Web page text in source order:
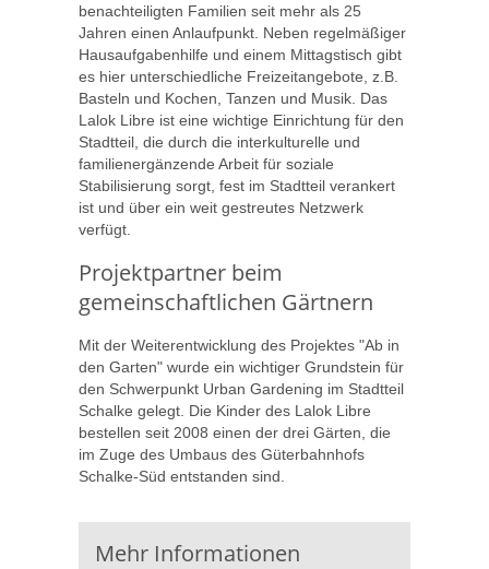
benachteiligten Familien seit mehr als 25
Jahren einen Anlaufpunkt. Neben regelmäßiger
Hausaufgabenhilfe und einem Mittagstisch gibt
es hier unterschiedliche Freizeitangebote, z.B.
Basteln und Kochen, Tanzen und Musik. Das
Lalok Libre ist eine wichtige Einrichtung für den
Stadtteil, die durch die interkulturelle und
familienergänzende Arbeit für soziale
Stabilisierung sorgt, fest im Stadtteil verankert
ist und über ein weit gestreutes Netzwerk
verfügt.
Projektpartner beim
gemeinschaftlichen Gärtnern
Mit der Weiterentwicklung des Projektes "Ab in
den Garten" wurde ein wichtiger Grundstein für
den Schwerpunkt Urban Gardening im Stadtteil
Schalke gelegt. Die Kinder des Lalok Libre
bestellen seit 2008 einen der drei Gärten, die
im Zuge des Umbaus des Güterbahnhofs
Schalke-Süd entstanden sind.
Mehr Informationen